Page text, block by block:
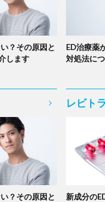
？その原因と
します
ED治療薬
対処法に
？その原因と
レビトラ
新成分の